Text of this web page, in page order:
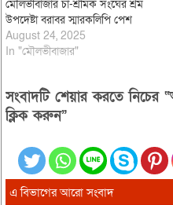
মৌলভীবাজার চা-শ্রমিক সংঘের শ্রম
উপদেষ্টা বরাবর স্মারকলিপি পেশ
August 24, 2025
In "মৌলভীবাজার"
সংবাদটি শেয়ার করতে নিচের
ক্লিক করুন”
এ বিভাগের আরো সংবাদ